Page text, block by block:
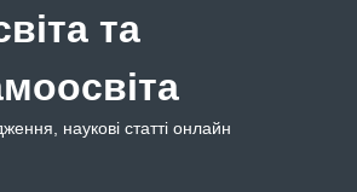
та
наукові статті онлайн